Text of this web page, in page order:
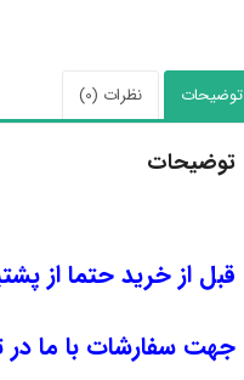
توضیحات نظرات (0)
توضیحات
قبل از خرید حتما از
جهت سفارشات با ما